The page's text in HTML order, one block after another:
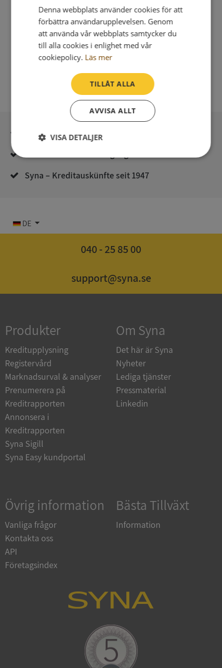
Sichere Bezahlung mit stripe
Syna – Kreditauskünfte seit 1947
DE
040 - 25 85 00
support@syna.se
Produkter
Kreditupplysning
Registervård
Marknadsurval & analyser
Prenumerera på
Kreditrapporten
Annonsera i
Kreditrapporten
Syna Sigill
Syna Easy kundportal
Om Syna
Det här är Syna
Nyheter
Lediga tjänster
Pressmaterial
Linkedin
Övrig information
Vanliga frågor
Kontakta oss
API
Företagsindex
Bästa Tillväxt
Information
Denna webbplats använder cookies för att
förbättra användarupplevelsen. Genom
att använda vår webbplats samtycker du
till alla cookies i enlighet med vår
cookiepolicy. Läs mer
TILLÅT ALLA
AVVISA ALLT
VISA DETALJER
Strikt
Prestanda Inriktning
Strikt nödvändigt Prestanda
Inriktning
användas ordentligt utan strikt nödvändiga cookies.
Namn
Leverantör
Domän
__RequestVerificationToken
Microsoft
Corporation
de.syna.se
VISITOR_PRIVACY_METADATA
YouTube
.youtube.com
ASP.NET_SessionId
Microsoft
Privacy Policy